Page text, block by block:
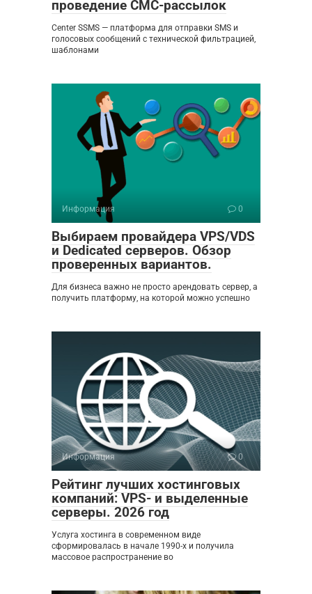
проведение СМС-рассылок
Center SSMS — платформа для отправки SMS и
голосовых сообщений с технической фильтрацией,
шаблонами
Информация 0
Выбираем провайдера VPS/VDS
и Dedicated серверов. Обзор
проверенных вариантов.
Для бизнеса важно не просто арендовать сервер, а
получить платформу, на которой можно успешно
Информация 0
Рейтинг лучших хостинговых
компаний: VPS- и выделенные
серверы. 2026 год
Услуга хостинга в современном виде
сформировалась в начале 1990-х и получила
массовое распространение во